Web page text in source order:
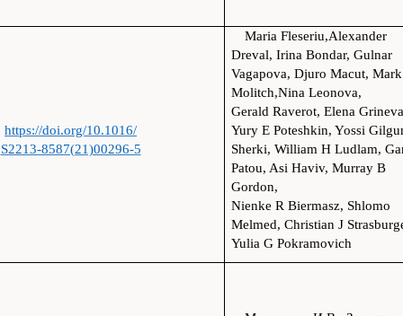
https://doi.org/10.1016/
S2213-8587(21)00296-5
Maria Fleseriu,Alexander
Dreval, Irina Bondar, Gulnar
Vagapova, Djuro Macut,
Molitch,Nina Leonova,
Gerald Raverot, Elena
Yury E Poteshkin, Yossi
Sherki, William H Ludlam,
Patou, Asi Haviv, Murray B
Gordon,
Nienke R Biermasz, Shlomo
Melmed, Christian J
Yulia G Pokramovich